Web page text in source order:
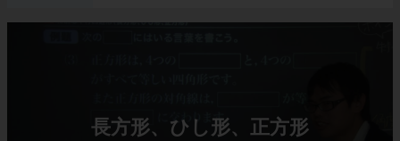
長方形、ひし形、正方形